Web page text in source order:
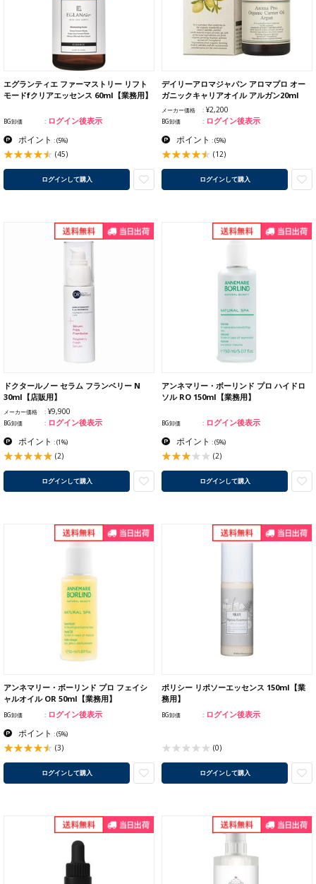
エグランティエ ファーマストリー リフト
モードfクリアエッセンス 60ml【業務用】
BG卸価 ログイン後表示
ポイント :(5%)
(45)
ログインして購入
デイリーアロマジャパン アロマプロ オー
ガニックキャリアオイル アルガン20ml
メーカー価格 ¥2,200
BG卸価 ログイン後表示
ポイント :(5%)
(12)
ログインして購入
ドクタールノー セラム フランベリー N
30ml【店販用】
メーカー価格 ¥9,900
BG卸価 ログイン後表示
ポイント :(1%)
(2)
ログインして購入
アンネマリー・ボーリンド プロ ハイドロ
ソル RO 150ml【業務用】
BG卸価 ログイン後表示
ポイント :(5%)
(2)
ログインして購入
アンネマリー・ボーリンド プロ フェイシ
ャルオイル OR 50ml【業務用】
BG卸価 ログイン後表示
ポイント :(5%)
(3)
ログインして購入
ポリシー リポソーエッセンス 150ml【業
務用】
BG卸価 ログイン後表示
(0)
ログインして購入